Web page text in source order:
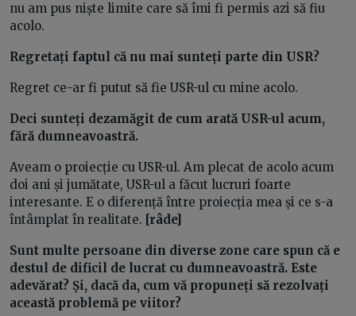
nu am pus niște limite care să îmi fi permis azi să fiu
acolo.
Regretați faptul că nu mai sunteți parte din USR?
Regret ce-ar fi putut să fie USR-ul cu mine acolo.
Deci sunteți dezamăgit de cum arată USR-ul acum,
fără dumneavoastră.
Aveam o proiecție cu USR-ul. Am plecat de acolo acum
doi ani și jumătate, USR-ul a făcut lucruri foarte
interesante. E o diferență între proiecția mea și ce s-a
întâmplat în realitate. [râde]
Sunt multe persoane din diverse zone care spun că e
destul de dificil de lucrat cu dumneavoastră. Este
adevărat? Și, dacă da, cum vă propuneți să rezolvați
această problemă pe viitor?